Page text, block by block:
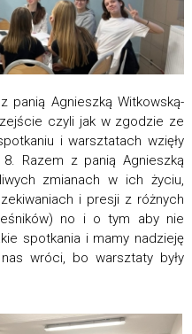
panią Agnieszką Witkowską-
czyli jak w zgodzie ze
i warsztatach wzięły
Razem z panią Agnieszką
zmianach w ich życiu,
i presji z różnych
no i o tym aby nie
spotkania i mamy nadzieję
wróci, bo warsztaty były